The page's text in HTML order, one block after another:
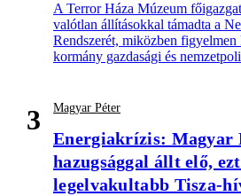
A Terror Háza Múzeum
valótlan állításokkal támadta a
Rendszerét, miközben
kormány gazdasági és
3 Magyar Péter
Energiakrízis: Magyar
hazugsággal állt elő,
legelvakultabb Tisza-